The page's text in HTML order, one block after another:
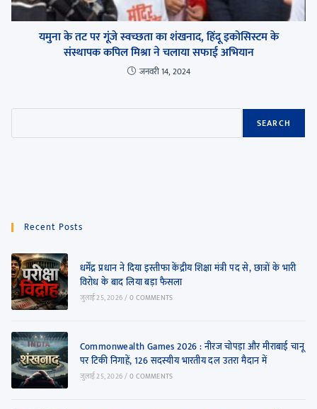
यमुना के तट पर गूंजे स्वच्छता का शंखनाद, हिंदू इकोसिस्टम के
संस्थापक कपिल मिश्रा ने चलाया सफाई अभियान
जनवरी 14, 2024
SEARCH
Recent Posts
धर्मेंद्र प्रधान ने दिया इस्तीफा केंद्रीय शिक्षा मंत्री पद से, छात्रों के भारी
विरोध के बाद लिया बड़ा फैसला
जुलाई 25, 2026/0 COMMENTS
Commonwealth Games 2026 : नीरज चोपड़ा और मीराबाई चानू
पर टिकी निगाहें, 126 सदस्यीय भारतीय दल उतरा मैदान में
जुलाई 25, 2026/0 COMMENTS